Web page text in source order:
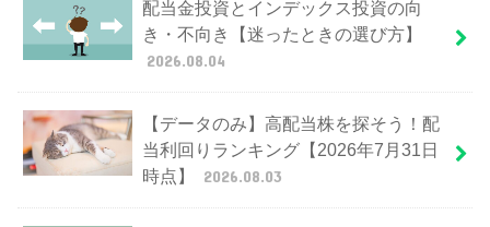
配当金投資とインデックス投資の向
き・不向き【迷ったときの選び方】
2026.08.04
【データのみ】高配当株を探そう！配
当利回りランキング【2026年7月31日
時点】
2026.08.03